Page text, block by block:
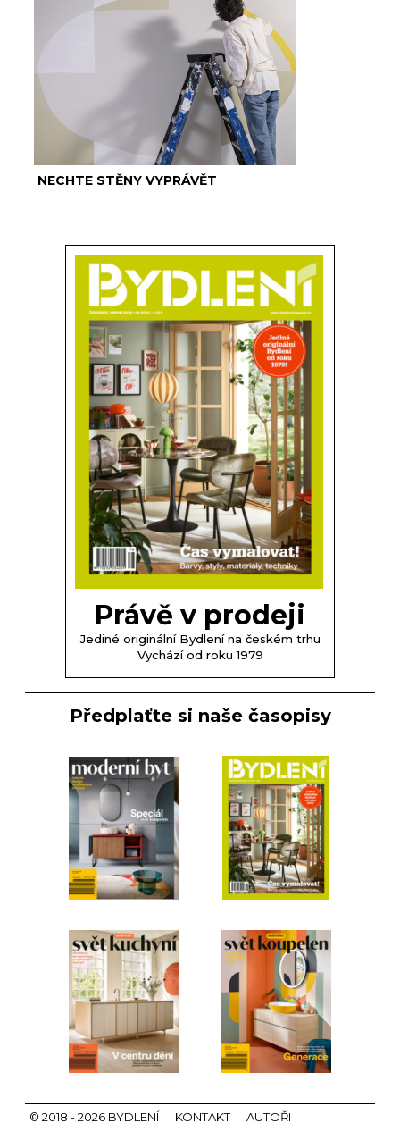
NECHTE STĚNY VYPRÁVĚT
Právě v prodeji
Jediné originální Bydlení na českém trhu
Vychází od roku 1979
Předplaťte si naše časopisy
© 2018 - 2026 BYDLENÍ KONTAKT AUTOŘI